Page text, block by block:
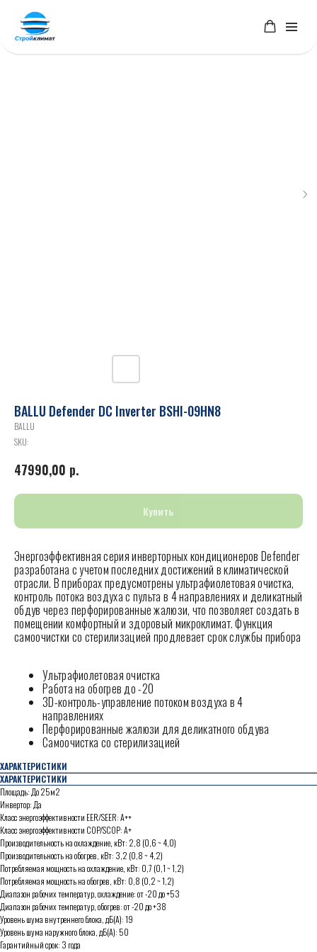
BALLU Defender DC Inverter BSHI-09HN8
BALLU
SKU:
47990,00 р.
Купить
Энергоэффективная серия инверторных кондиционеров Defender
разработана с учетом последних достижений в климатической
отрасли. В приборах предусмотрены ультрафиолетовая очистка,
контроль потока воздуха с пульта в 4 направлениях и деликатный
обдув через перфорированные жалюзи, что позволяет создать в
помещении комфортный и здоровый микроклимат. Функция
самоочистки со стерилизацией продлевает срок службы прибора
Ультрафиолетовая очистка
Работа на обогрев до -20
3D-контроль-управление потоком воздуха в 4
направлениях
Перфорированные жалюзи для деликатного обдува
Самоочистка со стерилизацией
ХАРАКТЕРИСТИКИ
ХАРАКТЕРИСТИКИ
Площадь: До 25м2
Инвертор: Да
Класс энергоэффективности EER/SEER: А++
Класс энергоэффективности COP/SCOP: А+
Производительность на охлаждение, кВт: 2,8 (0,6 ~ 4,0)
Производительность на обогрев, кВт: 3,2 (0,8 ~ 4,2)
Потребляемая мощность на охлаждение, кВт: 0,7 (0,1 ~ 1,2)
Потребляемая мощность на обогрев, кВт: 0,8 (0,2 ~ 1,2)
Диапазон рабочих температур, охлаждение: от -20 до +53
Диапазон рабочих температур, обогрев: от -20 до +38
Уровень шума внутреннего блока, дБ(А): 19
Уровень шума наружного блока, дБ(А): 50
Гарантийный срок: 3 года